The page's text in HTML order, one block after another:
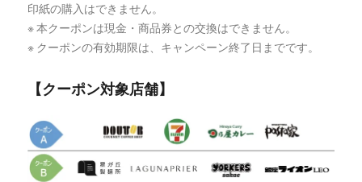
印紙の購入はできません。
本クーポンは現金・商品券との交換はできません。
クーポンの有効期限は、キャンペーン終了日までです。
【クーポン対象店舗】